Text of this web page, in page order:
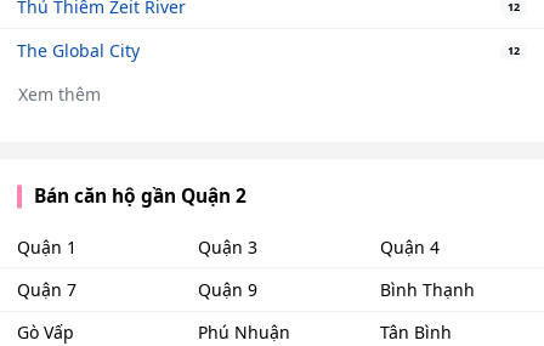
Thủ Thiêm Zeit River 12
The Global City 12
Xem thêm
Bán căn hộ gần Quận 2
Quận 1 Quận 3
Quận 4
Quận 7
Quận 9
Bình Thạnh
Gò Vấp
Phú Nhuận
Tân Bình